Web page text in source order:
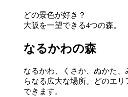
どの景色が好き？
大阪を一望できる4つの森。
なるかわの森
なるかわ、くさか、ぬかた
らなる広大な場所。どのエ
できます。